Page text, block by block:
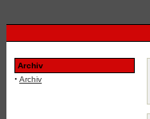
Archiv
· Archiv